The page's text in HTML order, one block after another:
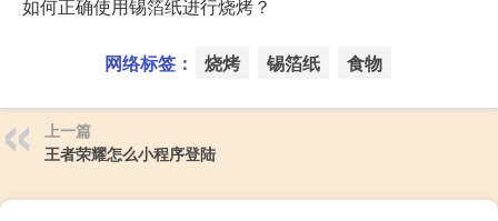
如何正确使用锡箔纸进行烧烤？
网络标签： 烧烤 锡箔纸 食物
上一篇
王者荣耀怎么小程序登陆